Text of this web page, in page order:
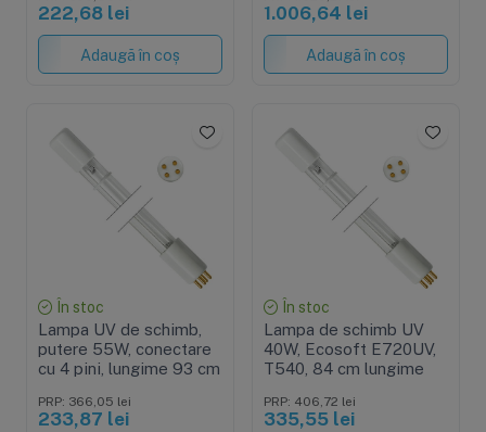
sursa, lampa, carcasa si
accesorii
222,68 lei
Adaugă în coș
si carcasa
1.006,64 lei
Adaugă în coș
În stoc
Lampa UV de schimb,
putere 55W, conectare
cu 4 pini, lungime 93 cm
PRP: 366,05 lei
233,87 lei
În stoc
Lampa de schimb UV
40W, Ecosoft E720UV,
T540, 84 cm lungime
PRP: 406,72 lei
335,55 lei